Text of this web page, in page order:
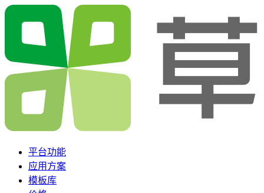
平台功能
应用方案
模板库